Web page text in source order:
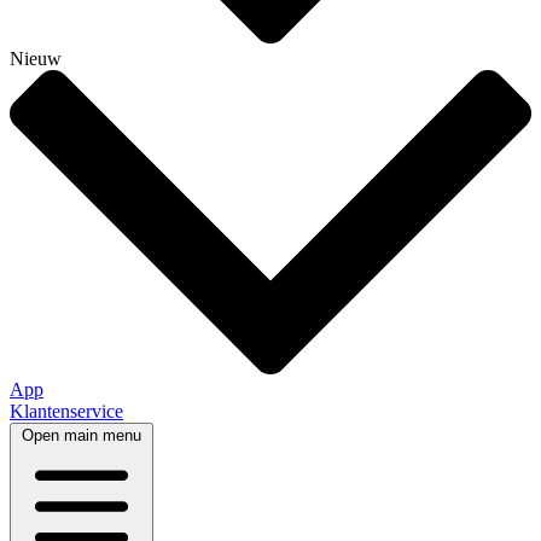
Nieuw
App
Klantenservice
Open main menu